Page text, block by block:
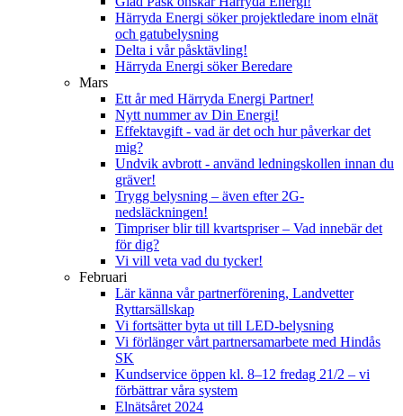
Härryda Energi söker projektledare inom elnät
och gatubelysning
Delta i vår påsktävling!
Härryda Energi söker Beredare
Mars
Ett år med Härryda Energi Partner!
Nytt nummer av Din Energi!
Effektavgift - vad är det och hur påverkar det
mig?
Undvik avbrott - använd ledningskollen innan du
gräver!
Trygg belysning – även efter 2G-
nedsläckningen!
Timpriser blir till kvartspriser – Vad innebär det
för dig?
Vi vill veta vad du tycker!
Februari
Lär känna vår partnerförening, Landvetter
Ryttarsällskap
Vi fortsätter byta ut till LED-belysning
Vi förlänger vårt partnersamarbete med Hindås
SK
Kundservice öppen kl. 8–12 fredag 21/2 – vi
förbättrar våra system
Elnätsåret 2024